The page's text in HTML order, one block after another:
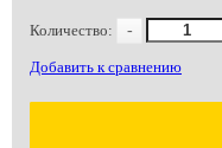
Количество: -
Добавить к сравнению